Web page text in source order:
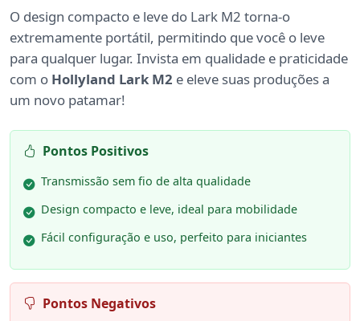
O design compacto e leve do Lark M2 torna-o
extremamente portátil, permitindo que você o leve
para qualquer lugar. Invista em qualidade e praticidade
com o Hollyland Lark M2 e eleve suas produções a
um novo patamar!
Pontos Positivos
Transmissão sem fio de alta qualidade
Design compacto e leve, ideal para mobilidade
Fácil configuração e uso, perfeito para iniciantes
Pontos Negativos